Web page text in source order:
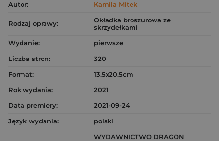
Autor:
Kamila Mitek
Rodzaj oprawy:
Okładka broszurowa ze
skrzydełkami
Wydanie:
pierwsze
Liczba stron:
320
Format:
13.5x20.5cm
Rok wydania:
2021
Data premiery:
2021-09-24
Język wydania:
polski
WYDAWNICTWO DRAGON